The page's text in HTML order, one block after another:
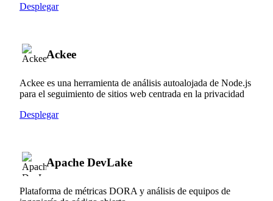
Desplegar
Ackee
Ackee es una herramienta de análisis autoalojada de Node.js
para el seguimiento de sitios web centrada en la privacidad
Desplegar
Apache DevLake
Plataforma de métricas DORA y análisis de equipos de